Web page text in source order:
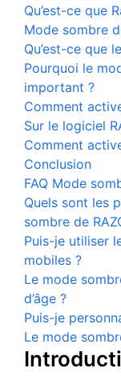
Qu’est-ce que
Mode sombre
Qu’est-ce que
Pourquoi le
important ?
Comment
Sur le logiciel
Comment
Conclusion
FAQ Mode
Quels sont les
sombre de
Puis-je utiliser
mobiles ?
Le mode
d’âge ?
Puis-je
Le mode